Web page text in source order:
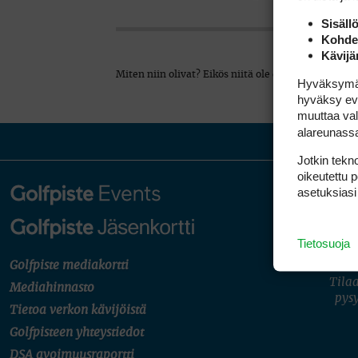
Miten niin olivat? Eikös niitä ole edelleen
Golfpiste mediakortti
Mediahinnasto
Tietoa verkon kävijöistä
Golfpisteen yhteystiedot
DSA avoimuusraportti
hyväksy
muuttaa
Jotkin
oikeutettu
Tietosuoja